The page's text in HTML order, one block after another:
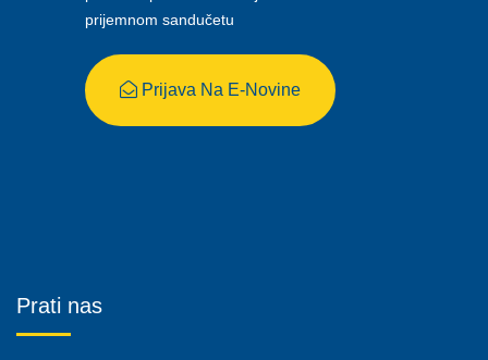
prijemnom sandučetu
Prijava Na E-Novine
Prati nas